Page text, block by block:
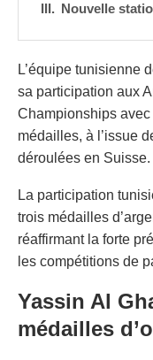
Nouvelle
L’équipe tunisienne
sa participation aux
Championships
médailles, à l’issue
déroulées en Suisse.
La participation
trois médailles
réaffirmant la forte
les compétitions de
Yassin Al
médailles